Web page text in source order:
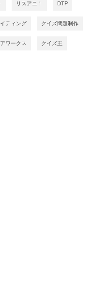
リスアニ！ DTP
ティング クイズ問題制作
ワークス クイズ王